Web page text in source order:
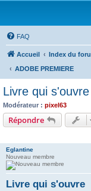
FAQ
Accueil Index du
ADOBE PREMIERE
Livre qui s'ouvre
Modérateur : pixel63
Répondre
Eglantine
Nouveau membre
Livre qui s'ouvre